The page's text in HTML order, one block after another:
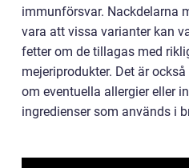
immunförsvar. Nackdelarna
vara att vissa varianter kan
fetter om de tillagas med
mejeriprodukter. Det är
om eventuella allergier eller
ingredienser som används i